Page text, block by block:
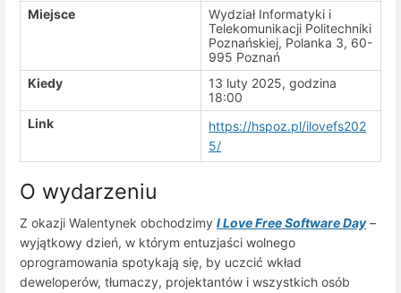
Miejsce
Wydział Informatyki i
Telekomunikacji Politechniki
Poznańskiej, Polanka 3, 60-
995 Poznań
Kiedy
13 luty 2025, godzina
18:00
Link
https://hspoz.pl/ilovefs202
5/
O wydarzeniu
Z okazji Walentynek obchodzimy I Love Free Software Day–
wyjątkowy dzień, w którym entuzjaści wolnego
oprogramowania spotykają się, by uczcić wkład
deweloperów, tłumaczy, projektantów i wszystkich osób